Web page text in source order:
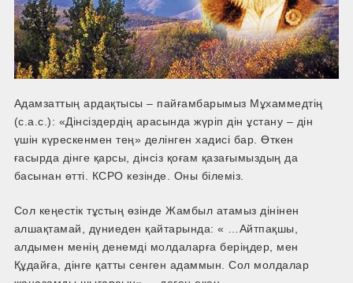
Адамзаттың ардақтысы – пайғамбарымыз Мұхаммедтің
(с.а.с.): «Дінсіздердің арасында жүріп дін ұстану – дін
үшін күрескенмен тең» делінген хадисі бар. Өткен
ғасырда дінге қарсы, дінсіз қоғам қазағымыздың да
басынан өтті. КСРО кезінде. Оны білеміз.
Сол кеңестік тұстың өзінде Жамбыл атамыз дінінен
алшақтамай, дүниеден қайтарында: « …Айтпақшы,
алдымен менің денемді молдаларға беріңдер, мен
Құдайға, дінге қатты сенген адаммын. Сол молдалар